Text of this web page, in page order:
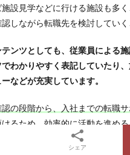
設見学などに行ける施設も多
しながら転職先を検討していく
ンツとしても、従業員による
わかりやすく表記していたり
などが充実しています。
の段階から、入社までの転職
るため、効率的に活動を進め
シェア